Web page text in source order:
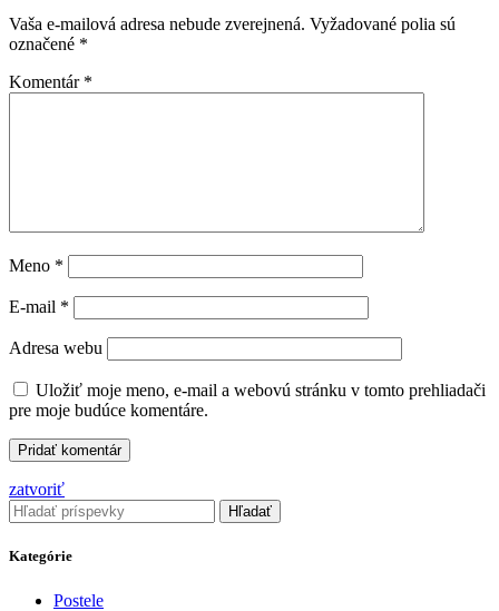
Vaša e-mailová adresa nebude zverejnená. Vyžadované polia sú
označené *
Komentár *
Meno *
E-mail *
Adresa webu
Uložiť moje meno, e-mail a webovú stránku v tomto prehliadači
pre moje budúce komentáre.
zatvoriť
Hľadať
Kategórie
Postele